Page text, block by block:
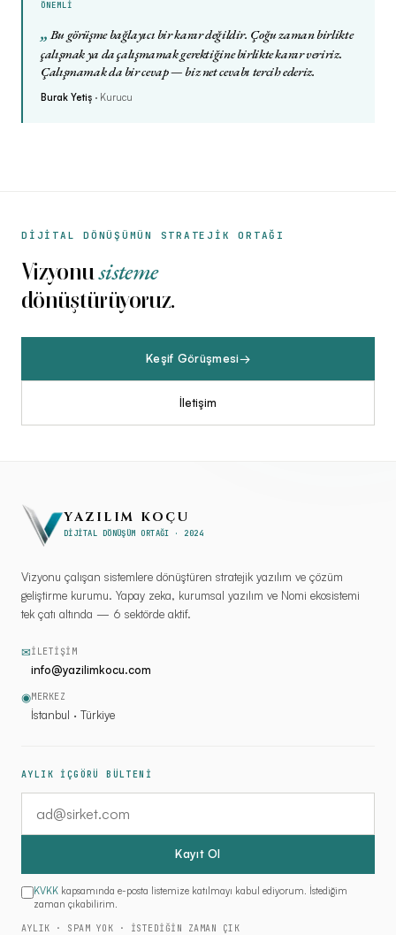
ÖNEMLİ
„Bu görüşme bağlayıcı bir karar değildir. Çoğu zaman birlikte
çalışmak ya da çalışmamak gerektiğine birlikte karar veririz.
Çalışmamak da bir cevap — biz net cevabı tercih ederiz.
Burak Yetiş · Kurucu
DİJİTAL DÖNÜŞÜMÜN STRATEJİK ORTAĞI
Vizyonusisteme
dönüştürüyoruz.
Keşif Görüşmesi→
İletişim
YAZILIM KOÇU
DİJİTAL DÖNÜŞÜM ORTAĞI · 2024
Vizyonu çalışan sistemlere dönüştüren stratejik yazılım ve çözüm
geliştirme kurumu. Yapay zeka, kurumsal yazılım ve Nomi ekosistemi
tek çatı altında — 6 sektörde aktif.
✉İLETIŞIM
info@yazilimkocu.com
◉MERKEZ
İstanbul · Türkiye
AYLIK İÇGÖRÜ BÜLTENİ
Kayıt Ol
KVKK kapsamında e-posta listemize katılmayı kabul ediyorum. İstediğim
zaman çıkabilirim.
AYLIK · SPAM YOK · İSTEDIĞIN ZAMAN ÇIK